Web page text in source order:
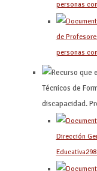
personas
de
personas
Técnicos de
discapacidad.
Dirección
Educativa298